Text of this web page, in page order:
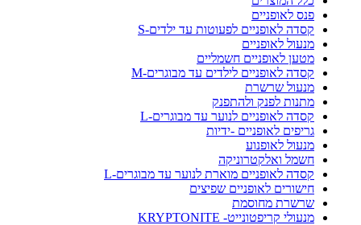
פנס לאופניים
קסדה לאופניים לפעוטות עד ילדים-S
מנעול לאופניים
מטען לאופניים חשמליים
קסדה לאופניים לילדים עד מבוגרים-M
מנעול שרשרת
מתנות לפנק ולהתפנק
קסדה לאופניים לנוער עד מבוגרים-L
גריפים לאופניים -ידיות
מנעול לאופנוע
חשמל ואלקטרוניקה
קסדה לאופניים מוארת לנוער עד מבוגרים-L
חישורים לאופניים שפיצים
שרשרת מחוסמת
מנעולי קריפטונייט- KRYPTONITE